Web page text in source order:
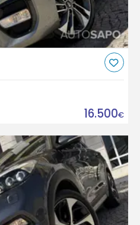
16.500€